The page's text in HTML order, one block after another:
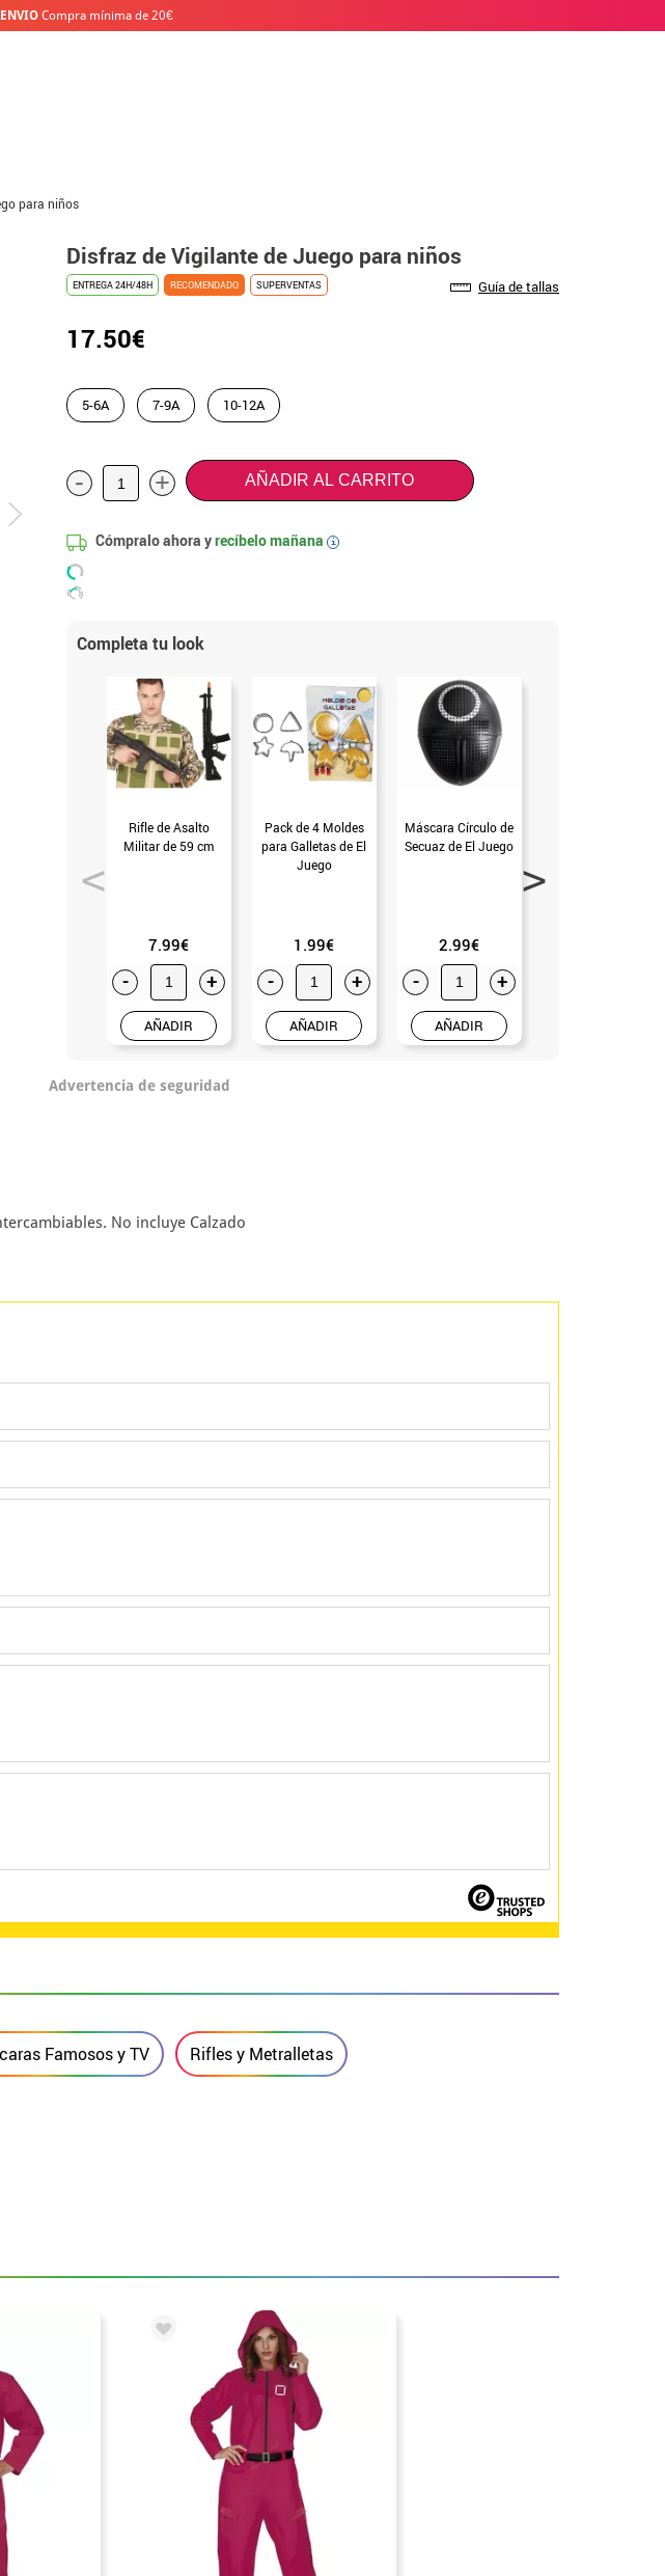
Compra mínima de 20€
para niños
Disfraz de Vigilante de Juego para niños
ENTREGA 24H/48H RECOMENDADO SUPERVENTAS Guía de tallas
17.50€
5-6A 7-9A 10-12A
- + AÑADIR AL CARRITO
Cómpralo ahora yrecíbelo mañana i
Completa tu look
Rifle de Asalto
Militar de 59 cm
7.99€
- +
AÑADIR
Pack de 4 Moldes
para Galletas de El
Juego
1.99€
- +
AÑADIR
Máscara Círculo de
Secuaz de El Juego
2.99€
- +
AÑADIR
Advertencia de seguridad
No incluye Calzado
Famosos y TV Rifles y Metralletas